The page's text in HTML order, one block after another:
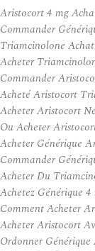
Aristocort 4 mg
Commander
Triamcinolone
Acheter
Commander
Acheté Aristocort
Acheter Aristocort
Ou Acheter
Acheter Générique
Commander
Acheter Du
Achetez Générique
Comment Acheter
Acheter Aristocort
Ordonner